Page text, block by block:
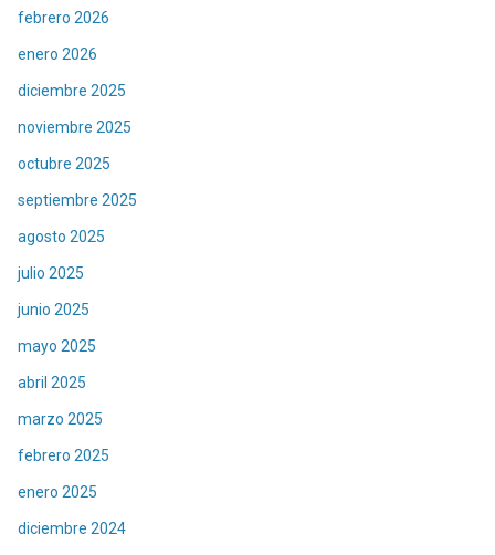
febrero 2026
enero 2026
diciembre 2025
noviembre 2025
octubre 2025
septiembre 2025
agosto 2025
julio 2025
junio 2025
mayo 2025
abril 2025
marzo 2025
febrero 2025
enero 2025
diciembre 2024